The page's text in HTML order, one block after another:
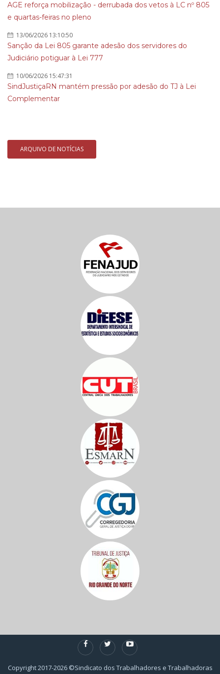
AGE reforça mobilização - derrubada dos vetos à LC nº 805
e quartas-feiras no pleno
13/06/2026 13:10:50
Sanção da Lei 805 garante adesão dos servidores do
Judiciário potiguar à Lei 777
10/06/2026 15:47:31
SindJustiçaRN mantém pressão por adesão do TJ à Lei
Complementar
ARQUIVO DE NOTÍCIAS
Copyright 2017-2026 ©Sindicato dos Trabalhadores e Trabalhadoras